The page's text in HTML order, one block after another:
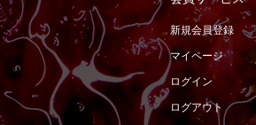
新規会員登録
マイページ
ログイン
ログアウト